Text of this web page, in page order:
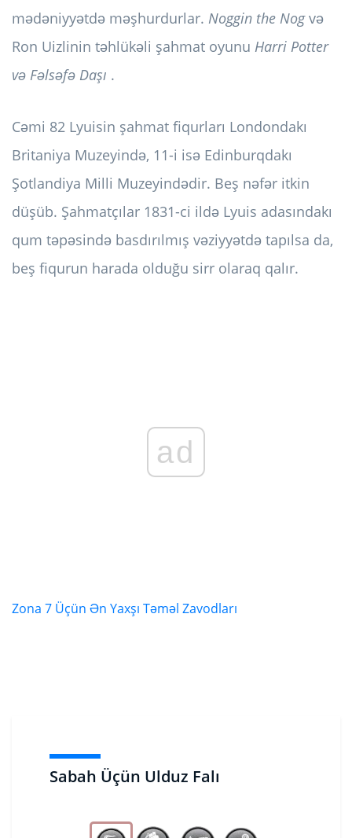
Sabah Üçün Ulduz Falı
mədəniyyətdə məşhurdurlar. Noggin the Nogvə
Ron Uizlinin təhlükəli şahmat oyunu Harri Potter
və Fəlsəfə Daşı .
Cəmi 82 Lyuisin şahmat fiqurları Londondakı
Britaniya Muzeyində, 11-i isə Edinburqdakı
Şotlandiya Milli Muzeyindədir. Beş nəfər itkin
düşüb. Şahmatçılar 1831-ci ildə Lyuis adasındakı
qum təpəsində basdırılmış vəziyyətdə tapılsa da,
beş fiqurun harada olduğu sirr olaraq qalır.
ad
Zona 7 Üçün Ən Yaxşı Təməl Zavodları